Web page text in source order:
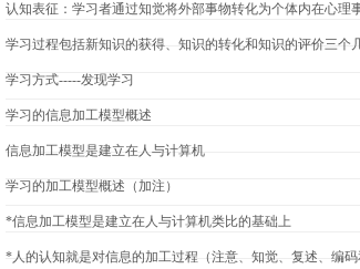
认知表征：学习者通过知觉将外部事物转化为个体内在心理
学习过程包括新知识的获得、知识的转化和知识的评价三个
学习方式-----发现学习
学习的信息加工模型概述
信息加工模型是建立在人与计算机
学习的加工模型概述（加注）
*信息加工模型是建立在人与计算机类比的基础上
*人的认知就是对信息的加工过程（注意、知觉、复述、编码